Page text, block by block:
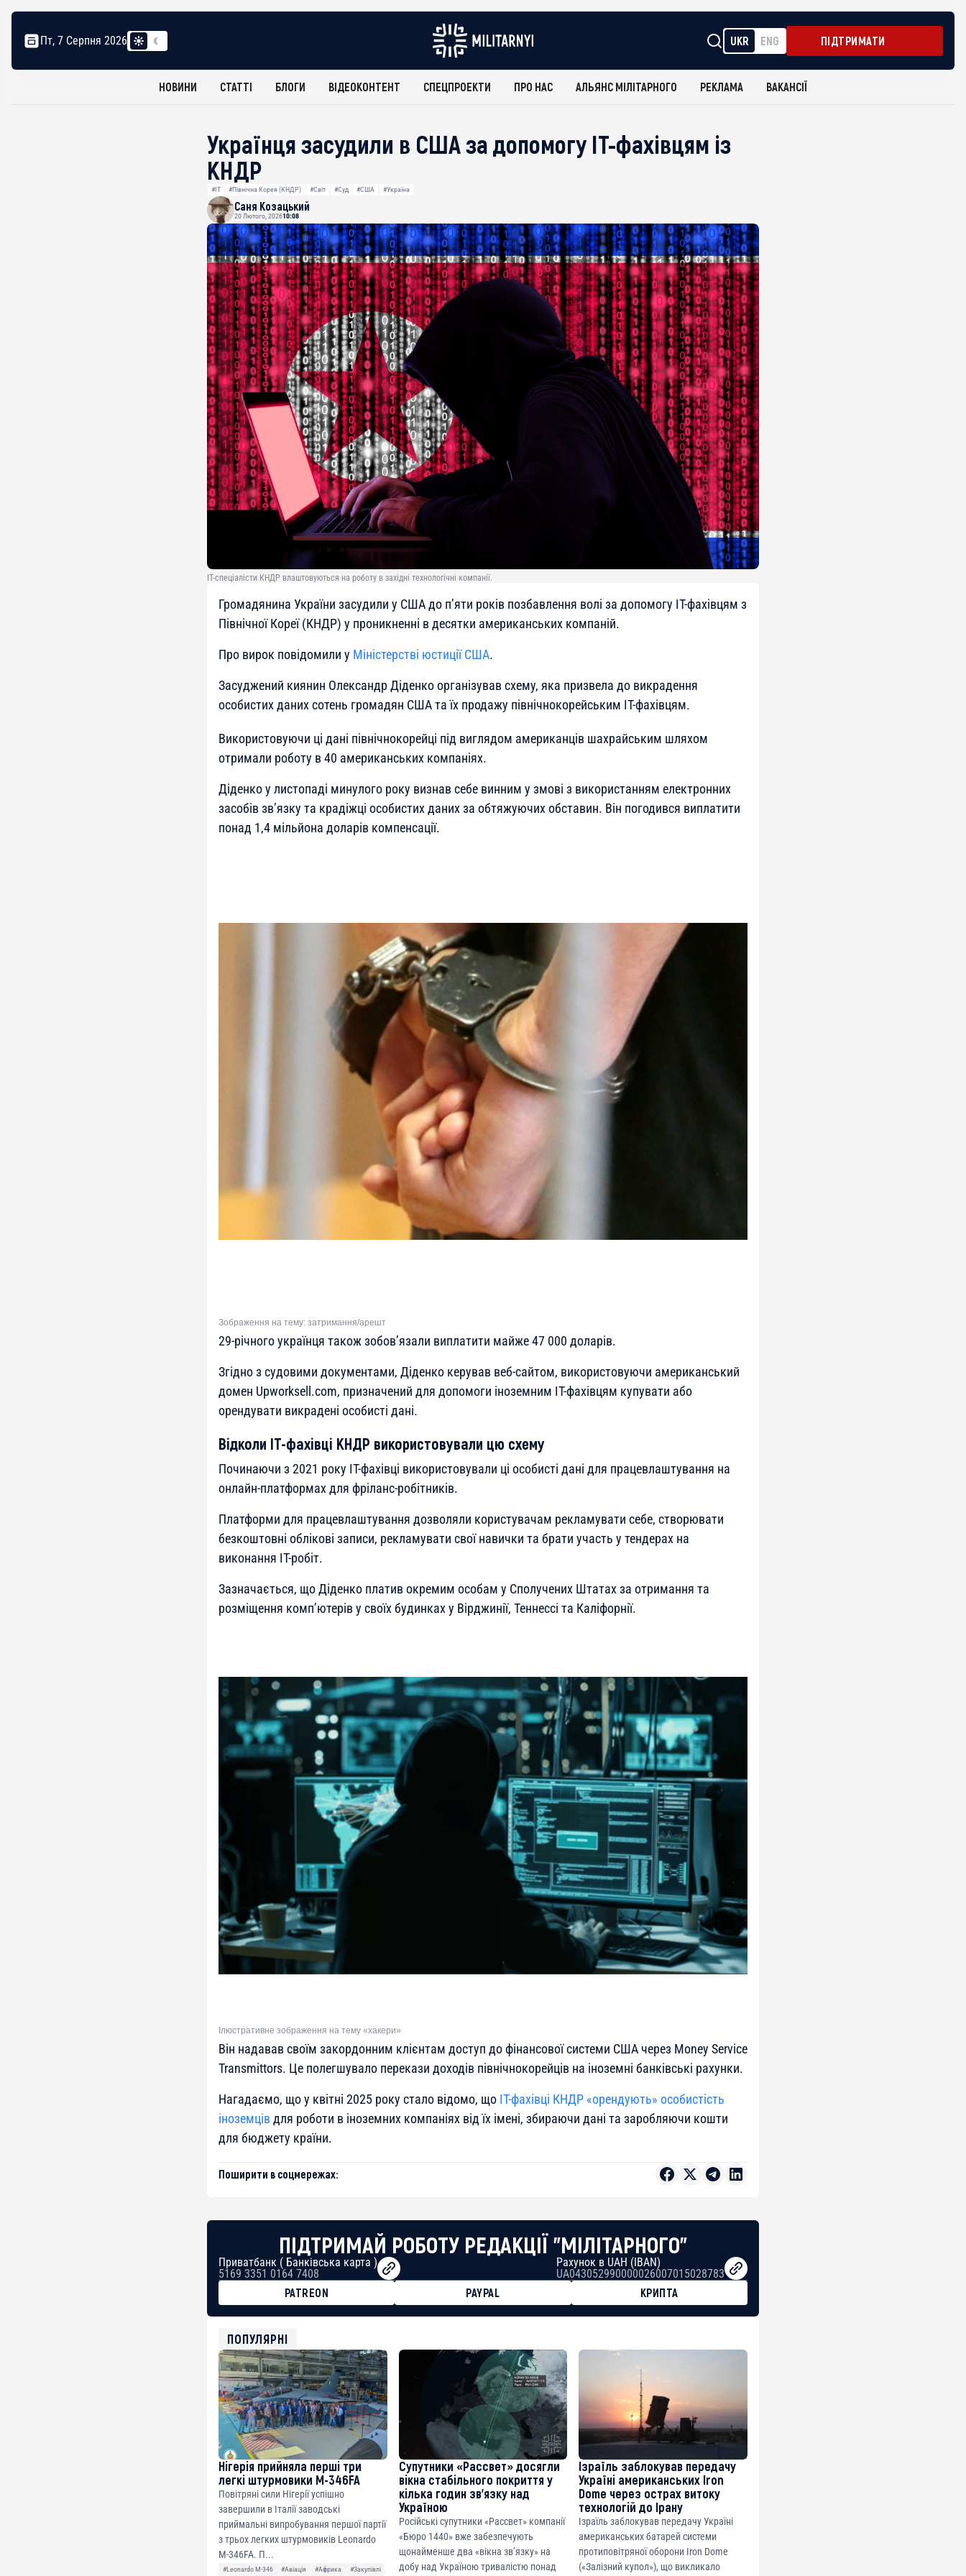
Пт, 7 Серпня 2026 UKR ENG ПІДТРИМАТИ
НОВИНИ СТАТТІ БЛОГИ ВІДЕОКОНТЕНТ СПЕЦПРОЕКТИ ПРО НАС АЛЬЯНС МІЛІТАРНОГО РЕКЛАМА ВАКАНСІЇ
Українця засудили в США за допомогу ІТ-фахівцям із
КНДР
#IT #Північна Корея (КНДР) #Світ #Суд #США #Україна
Саня Козацький
20 Лютого, 202610:08
ІТ-спеціалісти КНДР влаштовуються на роботу в західні технологічні компанії.
Громадянина України засудили у США до п’яти років позбавлення волі за допомогу ІТ-фахівцям з
Північної Кореї (КНДР) у проникненні в десятки американських компаній.
Про вирок повідомили у Міністерстві юстиції США.
Засуджений киянин Олександр Діденко організував схему, яка призвела до викрадення
особистих даних сотень громадян США та їх продажу північнокорейським ІТ-фахівцям.
Використовуючи ці дані північнокорейці під виглядом американців шахрайським шляхом
отримали роботу в 40 американських компаніях.
Діденко у листопаді минулого року визнав себе винним у змові з використанням електронних
засобів зв’язку та крадіжці особистих даних за обтяжуючих обставин. Він погодився виплатити
понад 1,4 мільйона доларів компенсації.
Зображення на тему: затримання/арешт
29-річного українця також зобов’язали виплатити майже 47 000 доларів.
Згідно з судовими документами, Діденко керував веб-сайтом, використовуючи американський
домен Upworksell.com, призначений для допомоги іноземним ІТ-фахівцям купувати або
орендувати викрадені особисті дані.
Відколи ІТ-фахівці КНДР використовували цю схему
Починаючи з 2021 року ІТ-фахівці використовували ці особисті дані для працевлаштування на
онлайн-платформах для фріланс-робітників.
Платформи для працевлаштування дозволяли користувачам рекламувати себе, створювати
безкоштовні облікові записи, рекламувати свої навички та брати участь у тендерах на
виконання ІТ-робіт.
Зазначається, що Діденко платив окремим особам у Сполучених Штатах за отримання та
розміщення комп’ютерів у своїх будинках у Вірджинії, Теннессі та Каліфорнії.
Ілюстративне зображення на тему «хакери»
Він надавав своїм закордонним клієнтам доступ до фінансової системи США через Money Service
Transmittors. Це полегшувало перекази доходів північнокорейців на іноземні банківські рахунки.
Нагадаємо, що у квітні 2025 року стало відомо, що ІТ-фахівці КНДР «орендують» особистість
іноземців для роботи в іноземних компаніях від їх імені, збираючи дані та заробляючи кошти
для бюджету країни.
Поширити в соцмережах:
ПІДТРИМАЙ РОБОТУ РЕДАКЦІЇ "МІЛІТАРНОГО"
Приватбанк ( Банківська карта )
5169 3351 0164 7408
Рахунок в UAH (IBAN)
UA043052990000026007015028783
PATREON
PAYPAL
КРИПТА
USDT
0x8676644fA7B6d328310283cAC1065Ae01d97CEe7
ETH
0xfD02863D3289416fcF50975c9DFda13623f97758
ПОПУЛЯРНІ
Нігерія прийняла перші три
легкі штурмовики M-346FA
Повітряні сили Нігерії успішно
завершили в Італії заводські
приймальні випробування першої партії
з трьох легких штурмовиків Leonardo
M-346FA. П...
#Leonardo M-346 #Авіація #Африка #Закупівлі
Супутники «Рассвет» досягли
вікна стабільного покриття у
кілька годин зв’язку над
Україною
Російські супутники «Рассвет» компанії
«Бюро 1440» вже забезпечують
щонайменше два «вікна зв’язку» на
добу над Україною тривалістю понад
Ізраїль заблокував передачу
Україні американських Iron
Dome через острах витоку
технологій до Ірану
Ізраїль заблокував передачу Україні
американських батарей системи
протиповітряної оборони Iron Dome
(«Залізний купол»), що викликало